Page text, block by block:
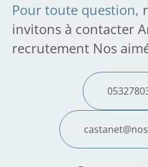
Pour toute question,
invitons à contacter
recrutement Nos